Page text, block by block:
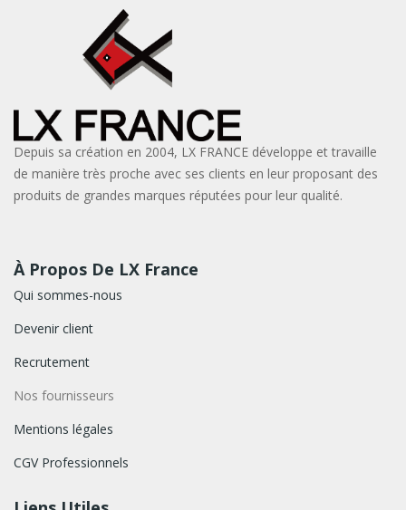
Depuis sa création en 2004, LX FRANCE développe et travaille
de manière très proche avec ses clients en leur proposant des
produits de grandes marques réputées pour leur qualité.
À Propos De LX France
Qui sommes-nous
Devenir client
Recrutement
Nos fournisseurs
Mentions légales
CGV Professionnels